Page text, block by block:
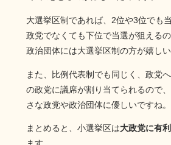
大選挙区制であれば、2位や3位でも
政党でなくても下位で当選が狙える
政治団体には大選挙区制の方が嬉しい
また、比例代表制でも同じく、政党
の政党に議席が割り当てられるので
さな政党や政治団体に優しいですね。
まとめると、小選挙区は大政党に有利